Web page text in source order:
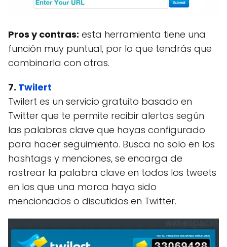
Pros y contras: esta herramienta tiene una
función muy puntual, por lo que tendrás que
combinarla con otras.
7. Twilert
Twilert es un servicio gratuito basado en
Twitter que te permite recibir alertas según
las palabras clave que hayas configurado
para hacer seguimiento. Busca no solo en los
hashtags y menciones, se encarga de
rastrear la palabra clave en todos los tweets
en los que una marca haya sido
mencionados o discutidos en Twitter.